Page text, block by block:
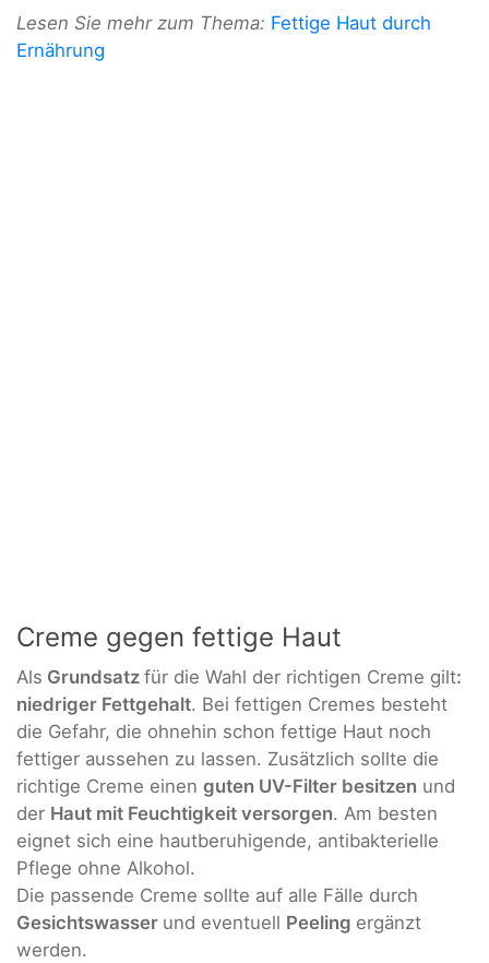
Lesen Sie mehr zum Thema: Fettige Haut durch
Ernährung
Creme gegen fettige Haut
Als Grundsatz für die Wahl der richtigen Creme gilt:
niedriger Fettgehalt. Bei fettigen Cremes besteht
die Gefahr, die ohnehin schon fettige Haut noch
fettiger aussehen zu lassen. Zusätzlich sollte die
richtige Creme einen guten UV-Filter besitzen und
der Haut mit Feuchtigkeit versorgen. Am besten
eignet sich eine hautberuhigende, antibakterielle
Pflege ohne Alkohol.
Die passende Creme sollte auf alle Fälle durch
Gesichtswasser und eventuell Peeling ergänzt
werden.